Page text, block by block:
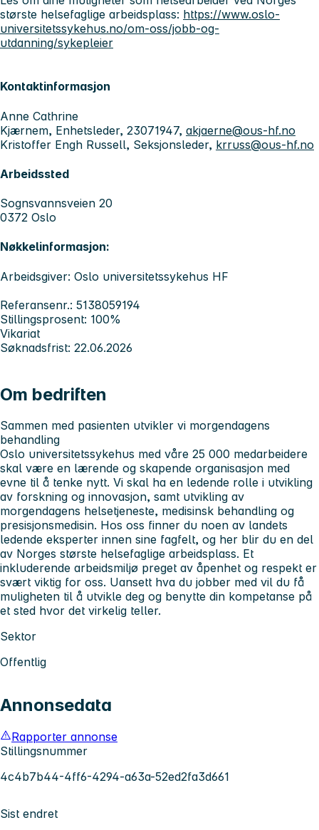
største helsefaglige arbeidsplass: https://www.oslo-
universitetssykehus.no/om-oss/jobb-og-
utdanning/sykepleier
Kontaktinformasjon
Anne Cathrine
Kjærnem, Enhetsleder, 23071947, akjaerne@ous-hf.no
Kristoffer Engh Russell, Seksjonsleder, krruss@ous-hf.no
Arbeidssted
Sognsvannsveien 20
0372 Oslo
Nøkkelinformasjon:
Arbeidsgiver: Oslo universitetssykehus HF
Referansenr.: 5138059194
Stillingsprosent: 100%
Vikariat
Søknadsfrist: 22.06.2026
Om bedriften
Sammen med pasienten utvikler vi morgendagens
behandling
Oslo universitetssykehus med våre 25 000 medarbeidere
skal være en lærende og skapende organisasjon med
evne til å tenke nytt. Vi skal ha en ledende rolle i utvikling
av forskning og innovasjon, samt utvikling av
morgendagens helsetjeneste, medisinsk behandling og
presisjonsmedisin. Hos oss finner du noen av landets
ledende eksperter innen sine fagfelt, og her blir du en del
av Norges største helsefaglige arbeidsplass. Et
inkluderende arbeidsmiljø preget av åpenhet og respekt er
svært viktig for oss. Uansett hva du jobber med vil du få
muligheten til å utvikle deg og benytte din kompetanse på
et sted hvor det virkelig teller.
Sektor
Offentlig
Annonsedata
Rapporter annonse
Stillingsnummer
4c4b7b44-4ff6-4294-a63a-52ed2fa3d661
Sist endret